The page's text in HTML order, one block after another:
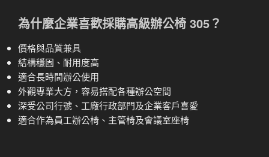
為什麼企業喜歡採購高級辦公椅 305？
價格與品質兼具
結構穩固、耐用度高
適合長時間辦公使用
外觀專業大方，容易搭配各種辦公空間
深受公司行號、工廠行政部門及企業客戶喜愛
適合作為員工辦公椅、主管椅及會議室座椅